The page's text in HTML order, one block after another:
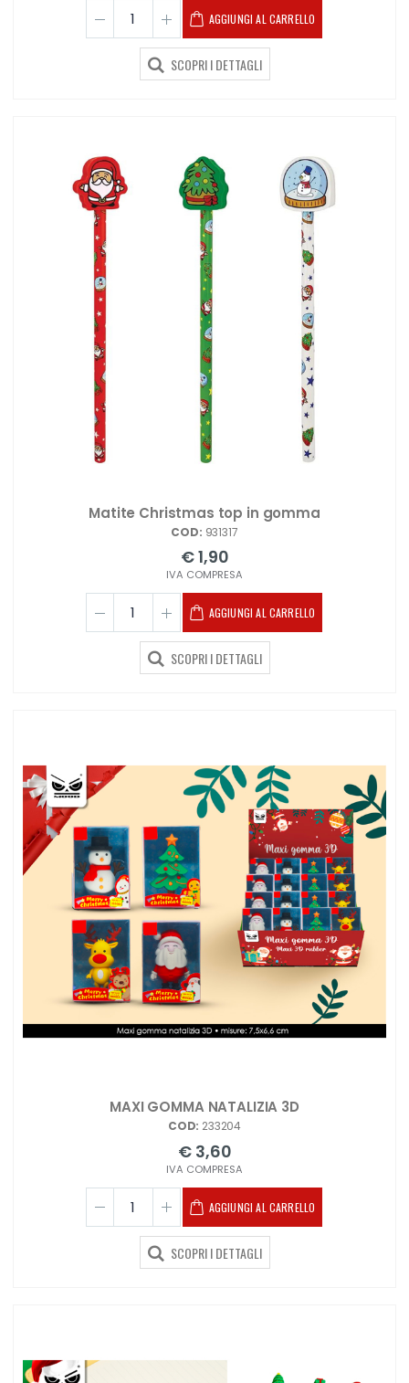
AGGIUNGI AL CARRELLO
SCOPRI I DETTAGLI
Matite Christmas top in gomma
COD: 931317
€ 1,90
IVA COMPRESA
AGGIUNGI AL CARRELLO
SCOPRI I DETTAGLI
MAXI GOMMA NATALIZIA 3D
COD: 233204
€ 3,60
IVA COMPRESA
AGGIUNGI AL CARRELLO
SCOPRI I DETTAGLI